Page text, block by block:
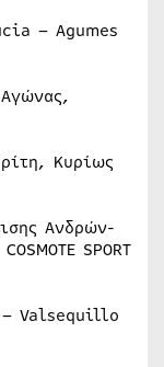
– Agumes
Κυρίως
Ανδρών-
SPORT
– Valsequillo